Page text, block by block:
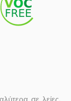
σε λείες,